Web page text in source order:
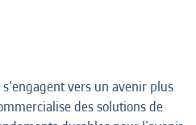
vers un avenir plus
des solutions de